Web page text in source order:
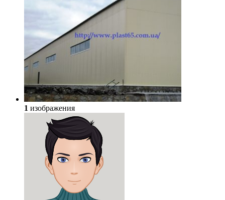
1 изображения